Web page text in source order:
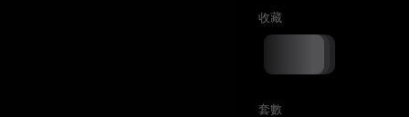
收藏
套數